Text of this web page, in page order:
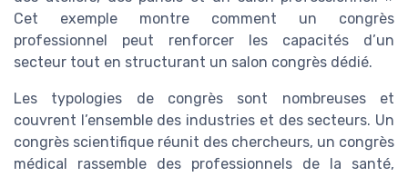
Cet exemple montre comment un congrès
professionnel peut renforcer les capacités d’un
secteur tout en structurant un salon congrès dédié.
Les typologies de congrès sont nombreuses et
couvrent l’ensemble des industries et des secteurs. Un
congrès scientifique réunit des chercheurs, un congrès
médical rassemble des professionnels de la santé,